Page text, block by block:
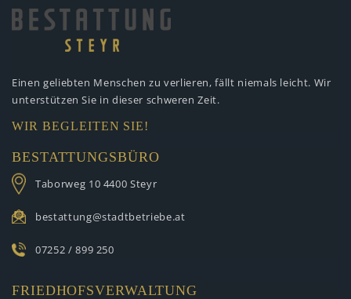
Einen geliebten Menschen zu verlieren, fällt niemals leicht. Wir
unterstützen Sie in dieser schweren Zeit.
WIR BEGLEITEN SIE!
BESTATTUNGSBÜRO
Taborweg 10 4400 Steyr
bestattung@stadtbetriebe.at
07252 / 899 250
FRIEDHOFSVERWALTUNG